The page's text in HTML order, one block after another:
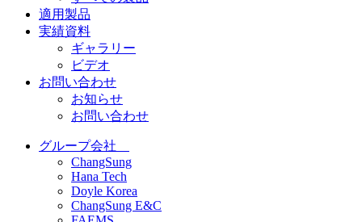
適用製品
実績資料
ギャラリー
ビデオ
お問い合わせ
お知らせ
お問い合わせ
グループ会社
ChangSung
Hana Tech
Doyle Korea
ChangSung E&C